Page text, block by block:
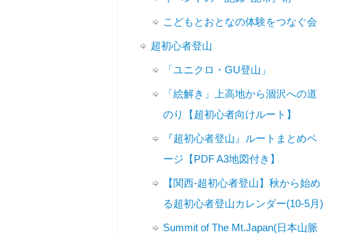
こどもとおとなの体験をつなぐ会
超初心者登山
「ユニクロ・GU登山」
「絵解き」上高地から涸沢への道
のり【超初心者向けルート】
『超初心者登山』ルートまとめペ
ージ【PDF A3地図付き】
【関西-超初心者登山】秋から始め
る超初心者登山カレンダー(10-5月)
Summit of The Mt.Japan(日本山脈